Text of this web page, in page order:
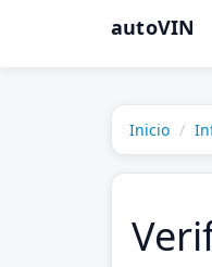
autoVIN
Inicio